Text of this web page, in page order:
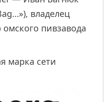
владелец
пивзавода
марка сети